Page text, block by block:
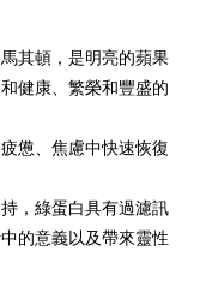
pesanan
pesanan
其頓，是明亮的蘋果
健康、繁榮和豐盛的
憊、焦慮中快速恢復
，綠蛋白具有過濾訊
的意義以及帶來靈性